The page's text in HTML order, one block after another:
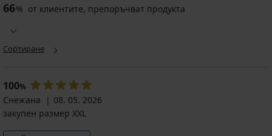
66% от клиентите, препоръчват продукта
Сортиране
100%
Снежана
08. 05. 2026
закупен размер XXL